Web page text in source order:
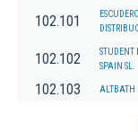
102.101
102.102
STUDENT
SPAIN SL.
102.103 ALTBATH